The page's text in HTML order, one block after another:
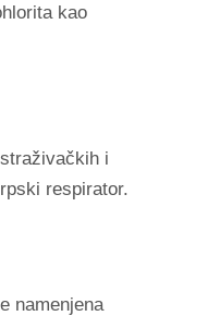
kao
i
respirator.
namenjena